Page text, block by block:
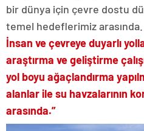
bir dünya için çevre dostu
temel hedeflerimiz arasında.
İnsan ve çevreye duyarlı
araştırma ve geliştirme
yol boyu ağaçlandırma
alanlar ile su havzalarının
arasında.”